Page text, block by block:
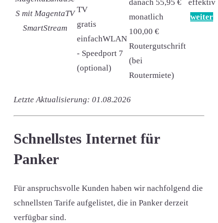
S mit MagentaTV
SmartStream
TV
gratis
einfachWLAN
- Speedport 7
(optional)
danach 55,95 €
monatlich
100,00 €
Routergutschrift
(bei
Routermiete)
effektiv
weiter
Letzte Aktualisierung: 01.08.2026
Schnellstes Internet für
Panker
Für anspruchsvolle Kunden haben wir nachfolgend die
schnellsten Tarife aufgelistet, die in Panker derzeit
verfügbar sind.